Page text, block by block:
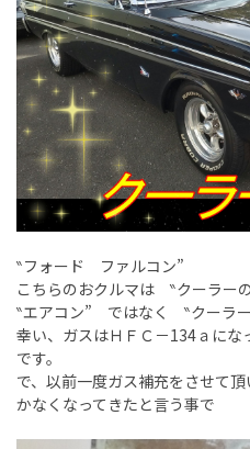
‶フォード ファルコン”
こちらのおクルマは ‶クーラー
‶エアコン” ではなく ‶クーラ
幸い、ガスはＨＦＣ－134ａに
です。
で、以前一度ガス補充をさせて
かなくなってきたと言う事で